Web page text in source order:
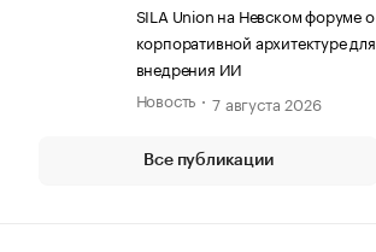
SILA Union на Невском форуме о
корпоративной архитектуре для
внедрения ИИ
Новость
7 августа 2026
Все публикации